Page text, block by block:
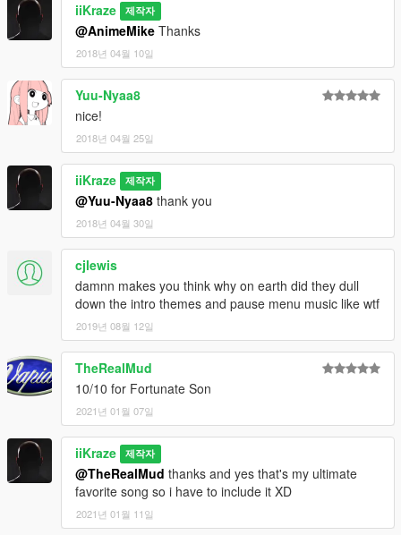
iiKraze 제작자
@AnimeMike Thanks
2018년 04월 10일
Yuu-Nyaa8
nice!
2018년 04월 25일
iiKraze 제작자
@Yuu-Nyaa8 thank you
2018년 04월 30일
cjlewis
damnn makes you think why on earth did they dull
down the intro themes and pause menu music like wtf
2019년 08월 12일
TheRealMud
10/10 for Fortunate Son
2021년 01월 07일
iiKraze 제작자
@TheRealMud thanks and yes that's my ultimate
favorite song so i have to include it XD
2021년 01월 11일